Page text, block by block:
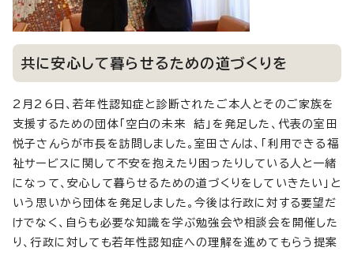
共に安心して暮らせるための道づくりを
2月26日、若年性認知症と診断されたご本人とそのご家族を
支援するための団体「空白の未来 結」を発足した、代表の室田
悦子さんらが市長を訪問しました。室田さんは、「利用できる福
祉サービスに関して不安を抱えたり困ったりしている人と一緒
になって、安心して暮らせるための道づくりをしていきたい」と
いう思いから団体を発足しました。今後は行政に対する要望だ
けでなく、自らも必要な知識を学ぶ勉強会や相談会を開催した
り、行政に対しても若年性認知症への理解を進めてもらう提案